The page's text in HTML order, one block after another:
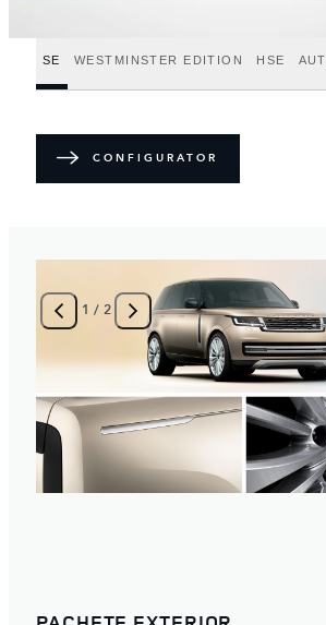
SE WESTMINSTER EDITION HSE
CONFIGURATOR
2 / 2